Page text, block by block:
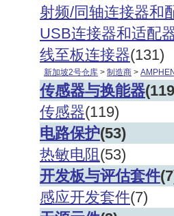
射频/同轴连接器和
USB连接器和适配
线至板连接器(131)
新加坡2号仓库 > 制造商 >
传感器与换能器
传感器(119)
电路保护(53)
热敏电阻 (53)
开发板与评估套件
感应开发套件(7)